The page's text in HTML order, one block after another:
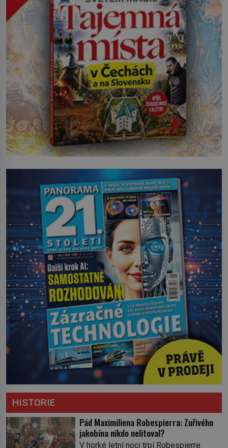
HISTORIE
Pád Maximiliena Robespierra: Zuřivého
jakobína nikdo nelitoval?
V horké letní noci trpí Robespierre